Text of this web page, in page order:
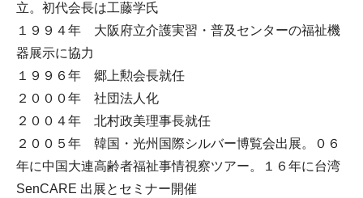
立。初代会長は工藤学氏
１９９４年 大阪府立介護実習・普及センターの福祉機
器展示に協力
１９９６年 郷上勲会長就任
２０００年 社団法人化
２００４年 北村政美理事長就任
２００５年 韓国・光州国際シルバー博覧会出展。０６
年に中国大連高齢者福祉事情視察ツアー。１６年に台湾
SenCARE 出展とセミナー開催